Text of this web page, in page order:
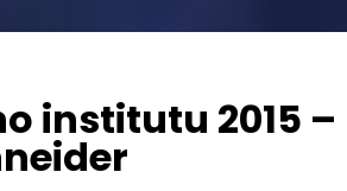
institutu 2015 –